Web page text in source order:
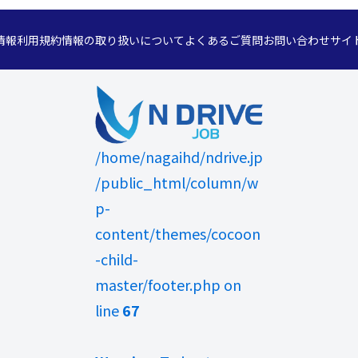
報利用規約情報の取り扱いについて よくあるご質問お問い合わせサイ
/home/nagaihd/ndrive.jp
/public_html/column/w
p-
content/themes/cocoon
-child-
master/footer.php on
line67